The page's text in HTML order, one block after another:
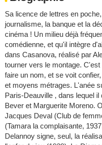
Sa licence de lettres en
journalisme, la banque et la
cinéma ! Un milieu déjà
comédienne, et qu'il intègre
dans Casanova, réalisé par
tourner vers le montage.
faire un nom, et se voit
et moyens métrages. L'anée
Paris-Deauville , dans lequel
Bever et Marguerite Moreno.
Jacques Deval (Club de
(Tamara la complaisante,
Delannoy signe, seul, la